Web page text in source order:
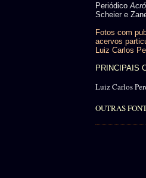
Periódico
Scheier e
Fotos com
acervos
Luiz Carlos
PRINCIPAIS
Luiz Carlos
OUTRAS